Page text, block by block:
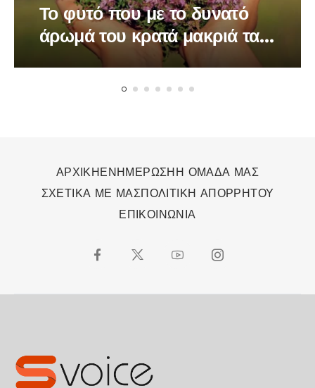
Το φυτό που με το δυνατό
άρωμά του κρατά μακριά τα
κουνούπια
ΑΡΧΙΚΗΕΝΗΜΕΡΩΣΗΗ ΟΜΑΔΑ ΜΑΣ
ΣΧΕΤΙΚΑ ΜΕ ΜΑΣΠΟΛΙΤΙΚΗ ΑΠΟΡΡΗΤΟΥ
ΕΠΙΚΟΙΝΩΝΙΑ